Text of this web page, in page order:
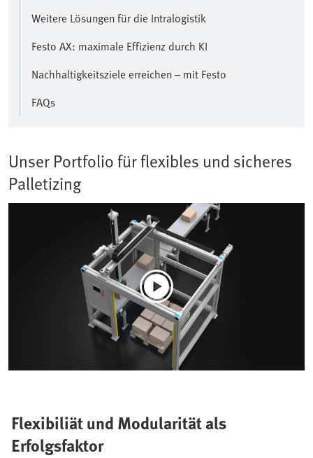
Weitere Lösungen für die Intralogistik
Festo AX: maximale Effizienz durch KI
Nachhaltigkeit sziele erreichen – mit Festo
FAQs
Unser Portfolio für flexibles und sicheres
Palletizing
Flexibiliät und Modularität als
Erfolgsfaktor